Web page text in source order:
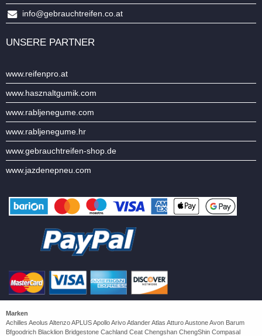
info@gebrauchtreifen.co.at
UNSERE PARTNER
www.reifenpro.at
www.hasznaltgumik.com
www.rabljenegume.com
www.rabljenegume.hr
www.gebrauchtreifen-shop.de
www.jazdenepneu.com
Marken
Achilles Aeolus Altenzo APLUS Apollo Arivo Atlander Atlas Atturo Austone Avon Barum
Bfgoodrich Blacklion Bridgestone Cachland Ceat Chengshan ChengShin Compasal